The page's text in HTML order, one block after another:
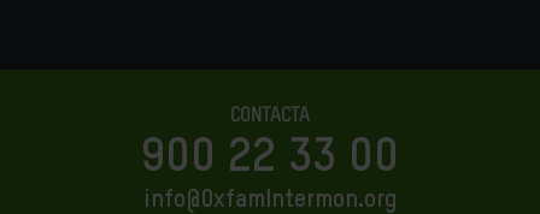
CONTACTA
900 22 33 00
info@OxfamIntermon.org